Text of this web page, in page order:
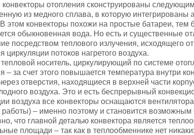
отопления сконструированы
из медного сплава, в которую
этом конвекторы похожи на простые батареи, тем
обыкновенная вода. Но есть и существенные
посредством теплового излучения, исходящего
циркуляции потоков нагретого воздуха.
носитель, циркулирующий по системе
– за счет этого повышается температура внутри
отверстия, находящиеся в верхней части
воздуха. Это и есть беспрерывный
воздуха все конвекторы оснащаются
– именно поэтому и становится
что главной деталью конвектора является
площади – так как в теплообменнике нет